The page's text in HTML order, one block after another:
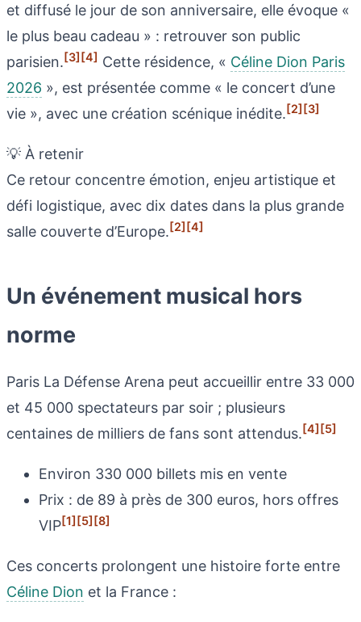
et diffusé le jour de son anniversaire, elle évoque «
le plus beau cadeau » : retrouver son public
parisien.[3][4] Cette résidence, « Céline Dion Paris
2026 », est présentée comme « le concert d’une
vie », avec une création scénique inédite.[2][3]
💡 À retenir
Ce retour concentre émotion, enjeu artistique et
défi logistique, avec dix dates dans la plus grande
salle couverte d’Europe.[2][4]
Un événement musical hors
norme
Paris La Défense Arena peut accueillir entre 33 000
et 45 000 spectateurs par soir ; plusieurs
centaines de milliers de fans sont attendus.[4][5]
Environ 330 000 billets mis en vente
Prix : de 89 à près de 300 euros, hors offres
VIP[1][5][8]
Ces concerts prolongent une histoire forte entre
Céline Dion et la France :